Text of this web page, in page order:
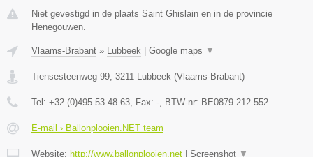
Niet gevestigd in de plaats Saint Ghislain en in de provincie
Henegouwen.
Vlaams-Brabant » Lubbeek Google maps ▼
Tiensesteenweg 99, 3211 Lubbeek (Vlaams-Brabant)
Tel: +32 (0)495 53 48 63, Fax: -, BTW-nr: BE0879 212 552
E-mail › Ballonplooien.NET team
Website: http://www.ballonplooien.net Screenshot ▼